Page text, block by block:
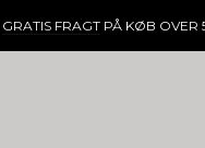
GRATIS FRAGTPÅ KØB OVER